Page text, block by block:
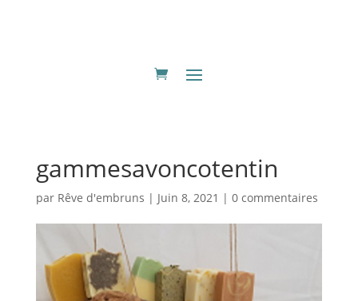
gammesavoncotentin
par Rêve d'embruns | Juin 8, 2021 | 0 commentaires